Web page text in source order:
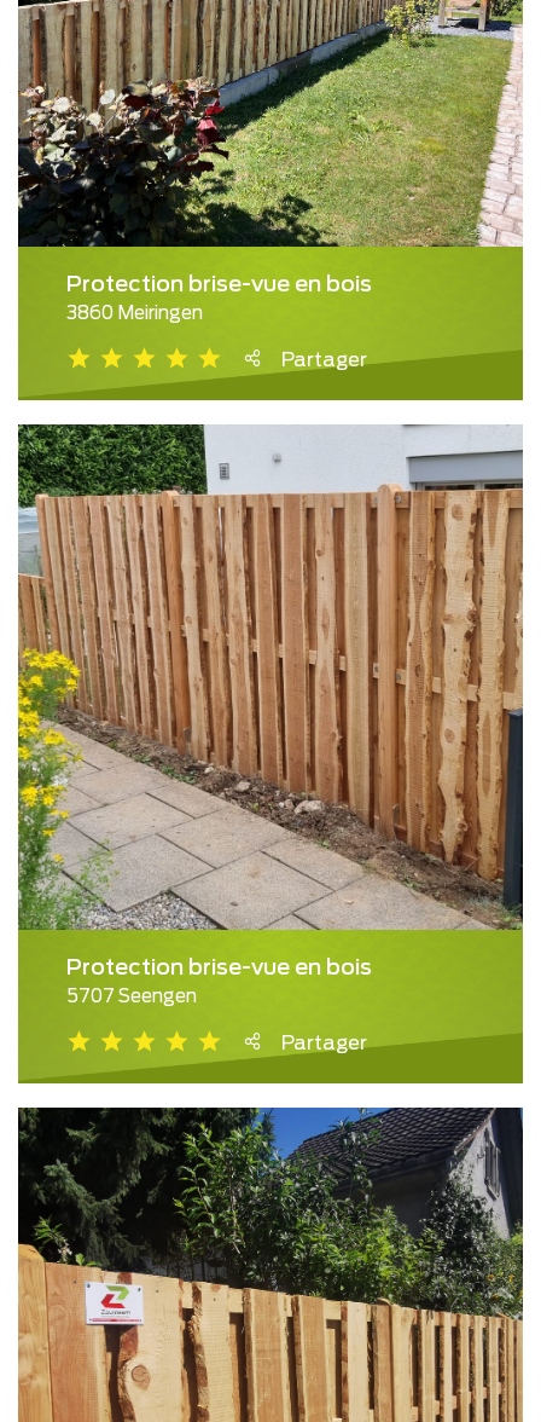
Protection brise-vue en bois
3860 Meiringen
Partager
Protection brise-vue en bois
5707 Seengen
Partager